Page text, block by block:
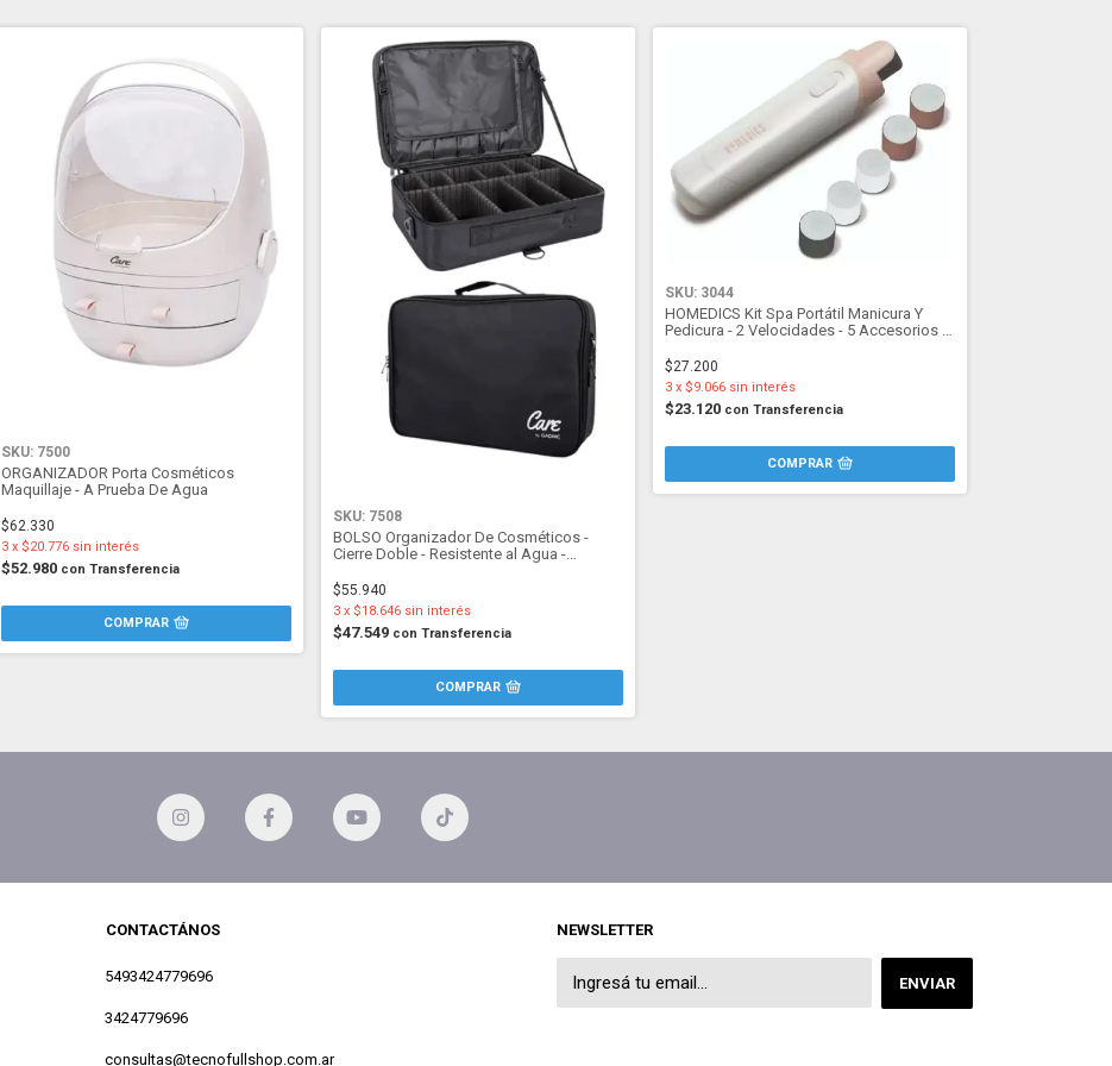
SKU: 7500
ORGANIZADOR Porta Cosméticos
Maquillaje - A Prueba De Agua
$62.330
$52.980 con Transferencia
3 x $20.776 sin interés
SKU: 7508
BOLSO Organizador De Cosméticos -
Cierre Doble - Resistente al Agua -
$55.940
$47.549 con Transferencia
3 x $18.646 sin interés
SKU: 3044
HOMEDICS Kit Spa Portátil Manicura Y
Pedicura - 2 Velocidades - 5 Accesorios -
$27.200
$23.120 con Transferencia
3 x $9.066 sin interés
CONTACTÁNOS
5493424779696
3424779696
consultas@tecnofullshop.com.ar
NEWSLETTER